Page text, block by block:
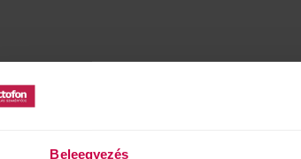
Beleegyezés